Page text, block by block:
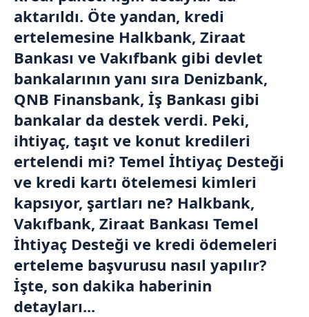
aktarıldı. Öte yandan, kredi
ertelemesine Halkbank, Ziraat
Bankası ve Vakıfbank gibi devlet
bankalarının yanı sıra Denizbank,
QNB Finansbank, İş Bankası gibi
bankalar da destek verdi. Peki,
ihtiyaç, taşıt ve konut kredileri
ertelendi mi? Temel İhtiyaç Desteği
ve kredi kartı ötelemesi kimleri
kapsıyor, şartları ne? Halkbank,
Vakıfbank, Ziraat Bankası Temel
İhtiyaç Desteği ve kredi ödemeleri
erteleme başvurusu nasıl yapılır?
İşte, son dakika haberinin
detayları...